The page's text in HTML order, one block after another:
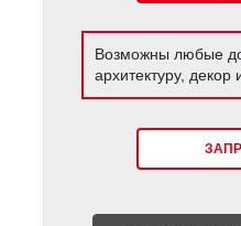
Возможны любые
архитектуру, декор